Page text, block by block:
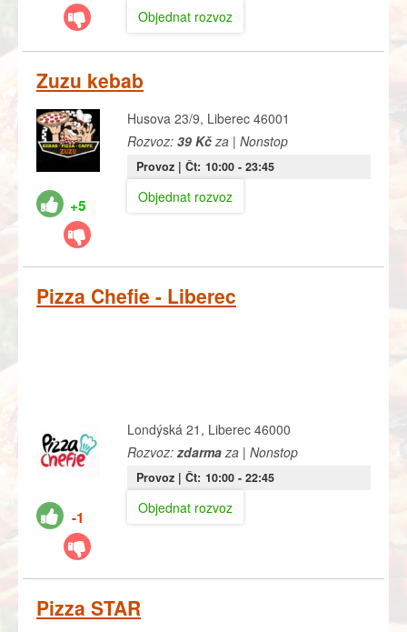
Objednat rozvoz
Zuzu kebab
+5
Husova 23/9, Liberec 46001
Rozvoz: 39 Kčza | Nonstop
Provoz | Čt: 10:00- 23:45
Objednat rozvoz
Pizza Chefie - Liberec
-1
Londýská 21, Liberec 46000
Rozvoz:zdarmaza | Nonstop
Provoz | Čt: 10:00- 22:45
Objednat rozvoz
Pizza STAR